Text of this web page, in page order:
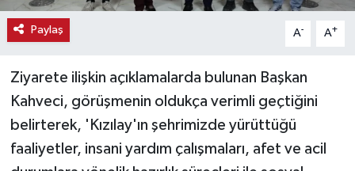
Paylaş A- A+
Ziyarete ilişkin açıklamalarda bulunan Başkan
Kahveci, görüşmenin oldukça verimli geçtiğini
belirterek, 'Kızılay'ın şehrimizde yürüttüğü
faaliyetler, insani yardım çalışmaları, afet ve acil
Resmi İlanlar
Seri İlan
Siyaset